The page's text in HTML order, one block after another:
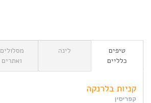
טיפים
כלליים
לינה
מסלולים
ואתרים
קניות בלרנקה
קפריסין